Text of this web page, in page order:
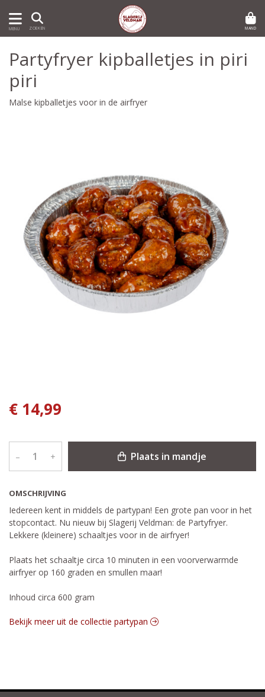
MENU ZOEKEN MAND
OMSCHRIJVING
Iedereen kent in middels de partypan! Een grote pan voor in het
stopcontact. Nu nieuw bij Slagerij Veldman: de Partyfryer.
Lekkere (kleinere) schaaltjes voor in de airfryer!
Plaats het schaaltje circa 10 minuten in een voorverwarmde
airfryer op 160 graden en smullen maar!
Inhoud circa 600 gram
Partyfryer kipballetjes in piri
piri
Malse kipballetjes voor in de airfryer
€ 14,99
– + Plaats in mandje
Bekijk meer uit de collectie partypan